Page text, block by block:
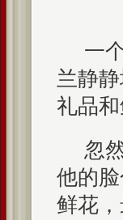
一
兰静
礼品和
忽
他的
鲜花